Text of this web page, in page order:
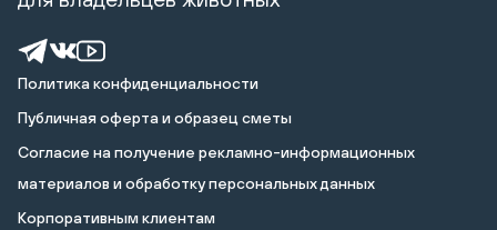
Политика конфиденциальности
Публичная оферта и образец сметы
Cогласие на получение рекламно-информационных
материалов и обработку персональных данных
Корпоративным клиентам